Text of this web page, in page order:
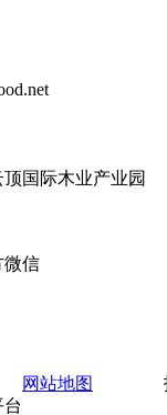
国际木业产业园
微信
网站地图 技术